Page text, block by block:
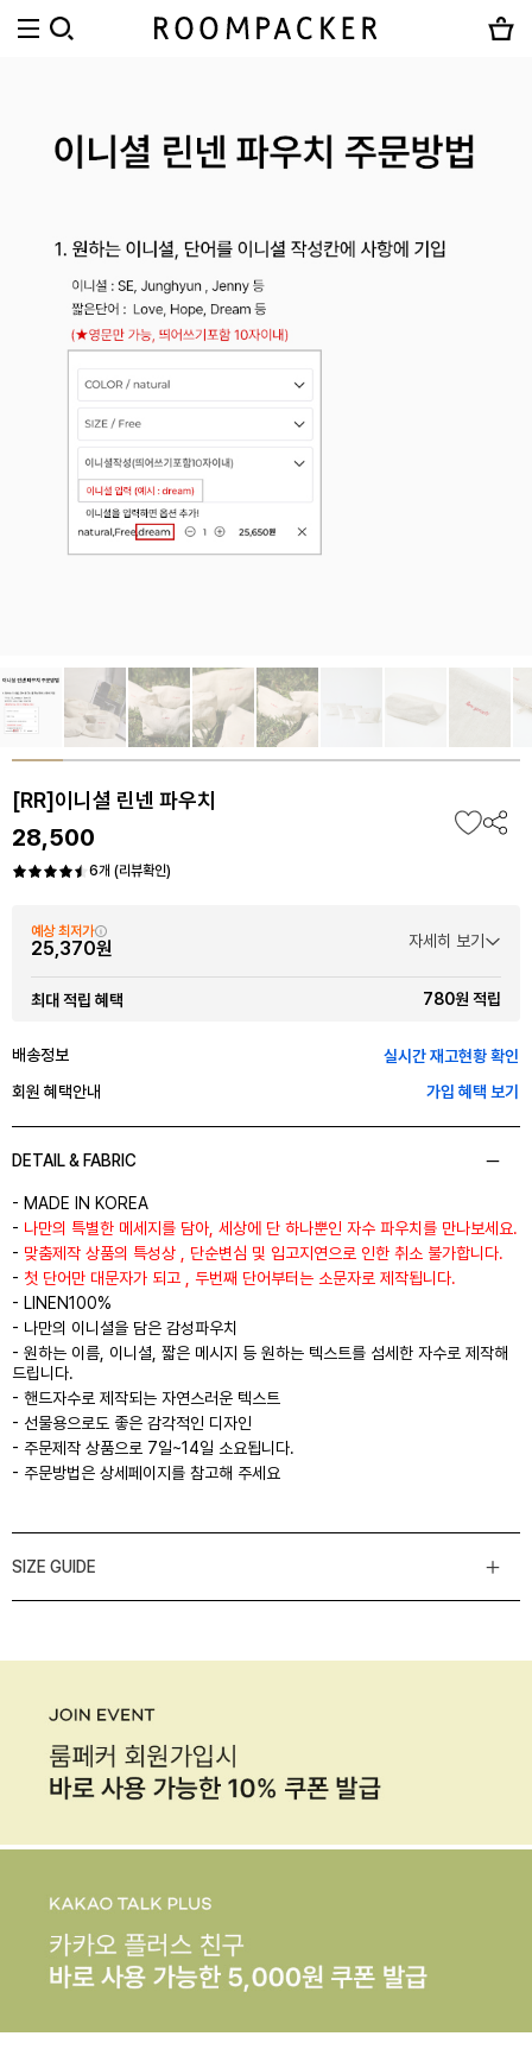
[RR]이니셜 린넨 파우치
28,500
6개 (리뷰확인)
예상 최저가
25,370원 자세히 보기
최대 적립 혜택 780원 적립
배송정보
실시간 재고현황 확인
회원 혜택안내
가입 혜택 보기
DETAIL & FABRIC
- MADE IN KOREA
- 나만의 특별한 메세지를 담아, 세상에 단 하나뿐인 자수 파우치를 만나보세요.
- 맞춤제작 상품의 특성상 , 단순변심 및 입고지연으로 인한 취소 불가합니다.
- 첫 단어만 대문자가 되고 , 두번째 단어부터는 소문자로 제작됩니다.
- LINEN100%
- 나만의 이니셜을 담은 감성파우치
- 원하는 이름, 이니셜, 짧은 메시지 등 원하는 텍스트를 섬세한 자수로 제작해
드립니다.
- 핸드자수로 제작되는 자연스러운 텍스트
- 선물용으로도 좋은 감각적인 디자인
- 주문제작 상품으로 7일~14일 소요됩니다.
- 주문방법은 상세페이지를 참고해 주세요
SIZE GUIDE